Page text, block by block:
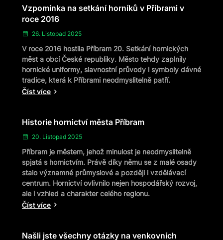
Vzpomínka na setkání horníků v Příbrami v
roce 2016
26. Listopad 2025
V roce 2016 hostila Příbram 20. Setkání hornických
měst a obcí České republiky. Město tehdy zaplnily
hornické uniformy, slavnostní průvody i symboly dávné
tradice, která k Příbrami neodmyslitelně patří.
Číst více
Historie hornictví města Příbram
20. Listopad 2025
Příbram je městem, jehož minulost je neodmyslitelně
spjatá s hornictvím. Právě díky němu se z malé osady
stalo významné průmyslové a později i vzdělávací
centrum. Hornictví ovlivnilo nejen hospodářský rozvoj,
ale i vzhled a charakter celého regionu.
Číst více
Našli jste všechny otázky na venkovních